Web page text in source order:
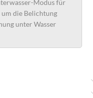
Modus für
die Belichtung
unter Wasser